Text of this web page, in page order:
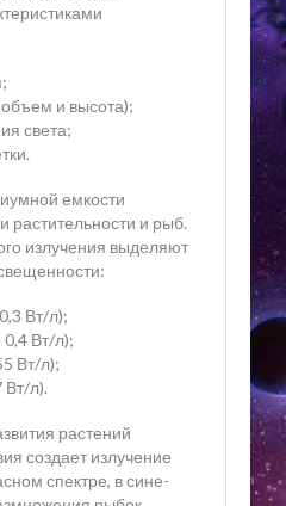
и высота);
света;
емкости
растительности и рыб.
излучения выделяют
Вт/л);
Вт/л);
Вт/л);
Вт/л).
растений
создает излучение
спектре, в сине-